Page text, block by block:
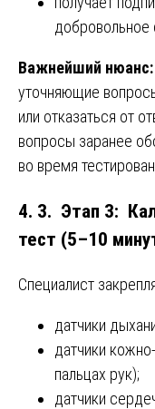
добровольное
Важнейший нюанс:
уточняющие
или отказаться от
вопросы заранее
во время
4. 3. Этап 3:
тест (5–10
Специалист
датчики
датчики
пальцах рук);
датчики